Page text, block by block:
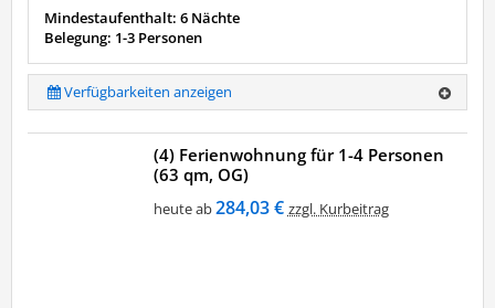
Mindestaufenthalt: 6 Nächte
Belegung: 1-3 Personen
Verfügbarkeiten anzeigen
(4) Ferienwohnung für 1-4 Personen
(63 qm, OG)
heute ab284,03 € zzgl. Kurbeitrag